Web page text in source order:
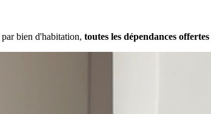
par bien d'habitation, toutes les dépendances offertes